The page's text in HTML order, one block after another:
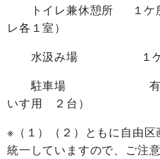
トイレ兼休憩所 １ケ所
レ各１室）
水汲み場 １ケ
駐車場 有（普
いす用 ２台）
※（１）（２）ともに自由
統一していますので、ご注意